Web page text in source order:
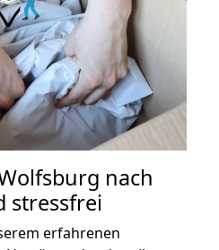
nach
stressfrei
erfahrenen